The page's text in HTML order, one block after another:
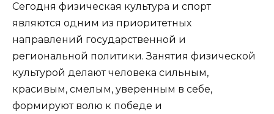
Сегодня физическая культура и спорт
являются одним из приоритетных
направлений государственной и
региональной политики. Занятия физической
культурой делают человека сильным,
красивым, смелым, уверенным в себе,
формируют волю к победе и